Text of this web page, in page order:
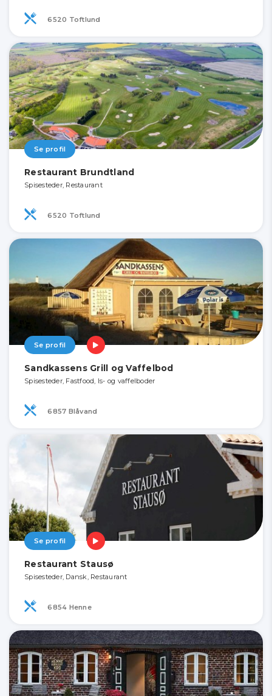
6520 Toftlund
Se profil
Restaurant Brundtland
Spisesteder, Restaurant
6520 Toftlund
Se profil
Sandkassens Grill og Vaffelbod
Spisesteder, Fastfood, Is- og vaffelboder
6857 Blåvand
Se profil
Restaurant Stausø
Spisesteder, Dansk, Restaurant
6854 Henne